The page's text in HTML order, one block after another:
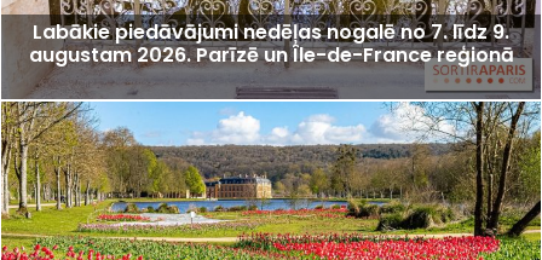
Labākie piedāvājumi nedēļas nogalē no 7. līdz 9.
augustam 2026. Parīzē un Île-de-France reģionā